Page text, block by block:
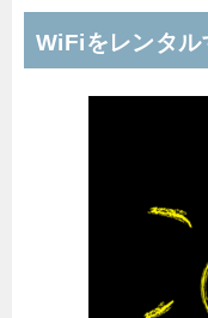
WiFiをレンタル